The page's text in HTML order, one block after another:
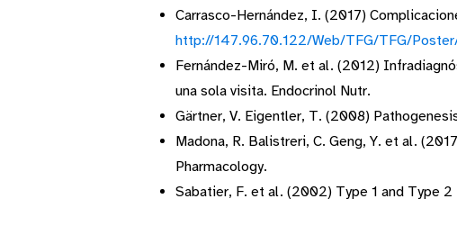
Carrasco-Hernández, I. (2017)
http://147.96.70.122/Web/TFG/TFG/
Fernández-Miró, M. et al. (2012)
una sola visita. Endocrinol Nutr.
Gärtner, V. Eigentler, T. (2008)
Madona, R. Balistreri, C. Geng, Y. et al.
Pharmacology.
Sabatier, F. et al. (2002) Type 1 and Type